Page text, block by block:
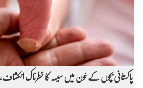
پاکستانی بچوں کے خون میں سیسہ کا خطرناک انکشاف، 10 میں سے 4 بچے متاثر